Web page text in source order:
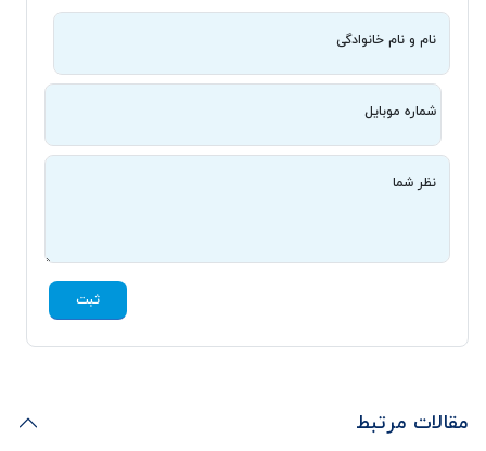
نام و نام خانوادگی
شماره موبایل
نظر شما
ثبت
مقالات مرتبط